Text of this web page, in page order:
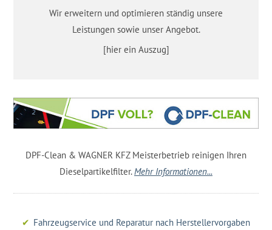
Wir erweitern und optimieren ständig unsere
Leistungen sowie unser Angebot.
[hier ein Auszug]
DPF-Clean & WAGNER KFZ Meisterbetrieb reinigen Ihren
Dieselpartikelfilter.Mehr Informationen...
Fahrzeugservice und Reparatur nach Herstellervorgaben